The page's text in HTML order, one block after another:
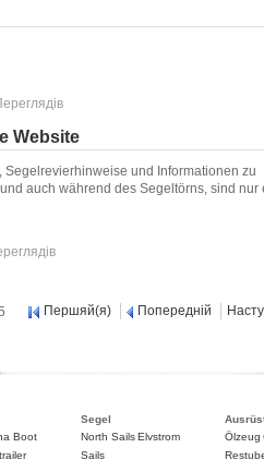
Website
Segelrevierhinweise und Informationen zu
auch während des Segeltörns, sind nur
Першяй(я) Попередній
Boot
Segel
North SailsElvstrom
Sails
Ölzeug